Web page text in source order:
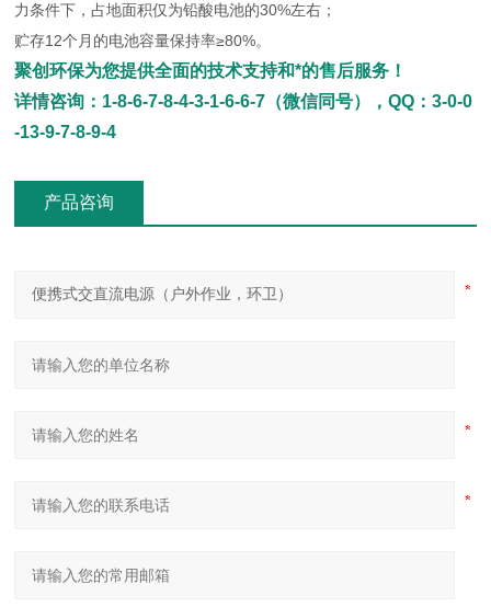
力条件下，占地面积仅为铅酸电池的30%左右；
贮存12个月的电池容量保持率≥80%。
聚创环保为您提供全面的技术支持和*的售后服务！
详情咨询：1-8-6-7-8-4-3-1-6-6-7（微信同号），QQ：3-0-0
-13-9-7-8-9-4
产品咨询